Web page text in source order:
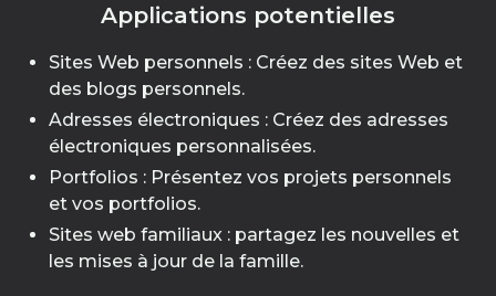
Applications potentielles
Sites Web personnels : Créez des sites Web et
des blogs personnels.
Adresses électroniques : Créez des adresses
électroniques personnalisées.
Portfolios : Présentez vos projets personnels
et vos portfolios.
Sites web familiaux : partagez les nouvelles et
les mises à jour de la famille.